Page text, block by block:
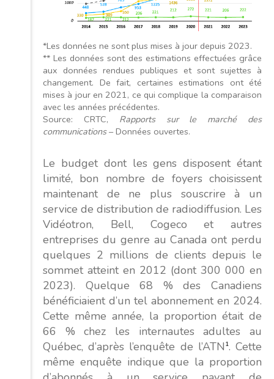
*Les données ne sont plus mises à jour depuis 2023.
** Les données sont des estimations effectuées grâce
aux données rendues publiques et sont sujettes à
changement. De fait, certaines estimations ont été
mises à jour en 2021, ce qui complique la comparaison
avec les années précédentes.
Source: CRTC, Rapports sur le marché des
communications– Données ouvertes.
Le budget dont les gens disposent étant
limité, bon nombre de foyers choisissent
maintenant de ne plus souscrire à un
service de distribution de radiodiffusion. Les
Vidéotron, Bell, Cogeco et autres
entreprises du genre au Canada ont perdu
quelques 2 millions de clients depuis le
sommet atteint en 2012 (dont 300 000 en
2023). Quelque 68 % des Canadiens
bénéficiaient d’un tel abonnement en 2024.
Cette même année, la proportion était de
66 % chez les internautes adultes au
Québec, d’après l’enquête de l’ATN 1. Cette
même enquête indique que la proportion